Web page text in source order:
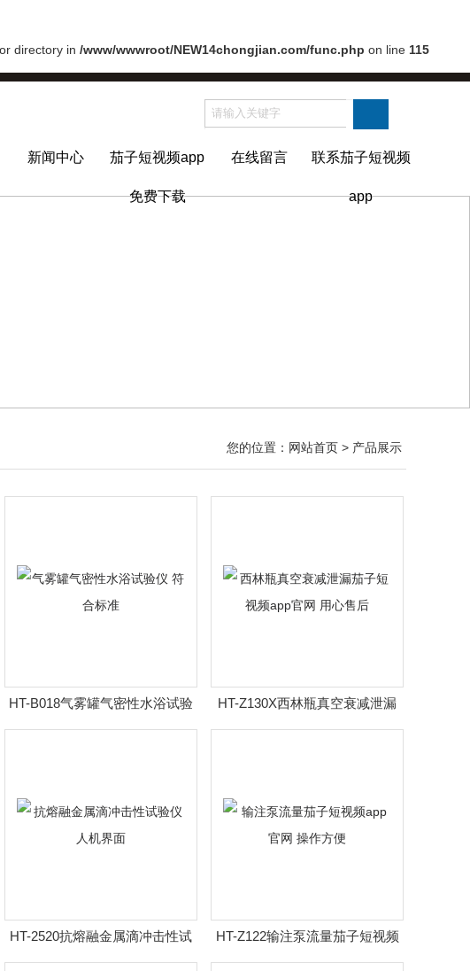
directory in /www/wwwroot/NEW14chongjian.com/func.php on line 115
新闻中心 茄子短视频app
免费下载
在线留言 联系茄子短视频
app
您的位置： 网站首页 > 产品展示
HT-B018气雾罐气密性水浴试验
仪 符合标准
HT-Z130X西林瓶真空衰减泄漏
茄子短视频app官网 用心售后
HT-2520抗熔融金属滴冲击性试
验仪 人机界面
HT-Z122输注泵流量茄子短视频
app官网 操作方便